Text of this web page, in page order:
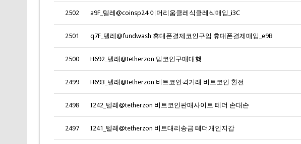
2502 a9F_텔레@coinsp24 이더리움클레식클레식매입_i3C
2501 q7F_텔레@fundwash 휴대폰결제코인구입 휴대폰결제매입_e9B
2500 H692_텔래@tetherzon 밈코인구매대행
2499 H693_텔래@tetherzon 비트코인퀵거래 비트코인 환전
2498 I242_텔레@tetherzon 비트코인판매사이트 테더 손대손
2497 I241_텔레@tetherzon 비트대리송금 테더개인지갑